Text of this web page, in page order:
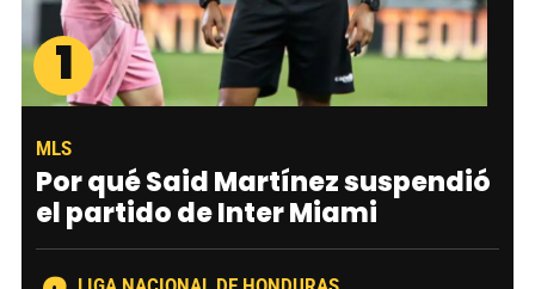
1
MLS
Por qué Said Martínez suspendió
el partido de Inter Miami